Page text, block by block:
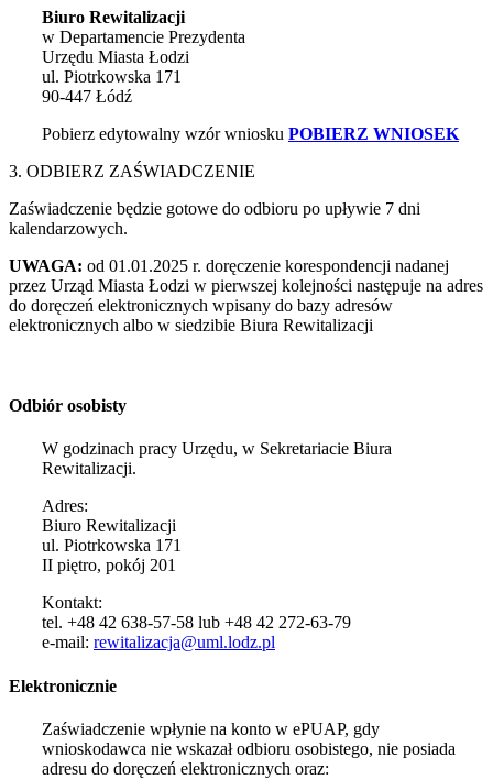
Biuro Rewitalizacji
w Departamencie Prezydenta
Urzędu Miasta Łodzi
ul. Piotrkowska 171
90-447 Łódź
Pobierz edytowalny wzór wniosku POBIERZ WNIOSEK
3. ODBIERZ ZAŚWIADCZENIE
Zaświadczenie będzie gotowe do odbioru po upływie 7 dni
kalendarzowych.
UWAGA: od 01.01.2025 r. doręczenie korespondencji nadanej
przez Urząd Miasta Łodzi w pierwszej kolejności następuje na adres
do doręczeń elektronicznych wpisany do bazy adresów
elektronicznych albo w siedzibie Biura Rewitalizacji
Odbiór osobisty
W godzinach pracy Urzędu, w Sekretariacie Biura
Rewitalizacji.
Adres:
Biuro Rewitalizacji
ul. Piotrkowska 171
II piętro, pokój 201
Kontakt:
tel. +48 42 638-57-58 lub +48 42 272-63-79
e-mail: rewitalizacja@uml.lodz.pl
Elektronicznie
Zaświadczenie wpłynie na konto w ePUAP, gdy
wnioskodawca nie wskazał odbioru osobistego, nie posiada
adresu do doręczeń elektronicznych oraz: